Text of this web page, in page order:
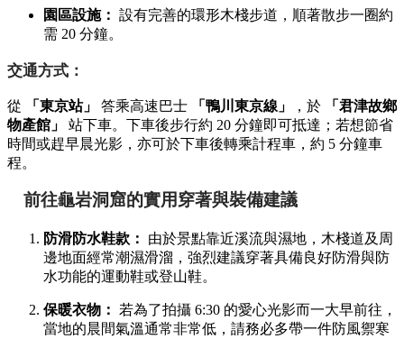
園區設施： 設有完善的環形木棧步道，順著散步一圈約
需 20 分鐘。
交通方式：
從 「東京站」 答乘高速巴士 「鴨川東京線」 ，於
「君津故鄉
物產館」
站下車。下車後步行約 20 分鐘即可抵達；若想節省
時間或趕早晨光影，亦可於下車後轉乘計程車，約 5 分鐘車
程。
前往龜岩洞窟的實用穿著與裝備建議
防滑防水鞋款：
由於景點靠近溪流與濕地，木棧道及周
邊地面經常潮濕滑溜，強烈建議穿著具備良好防滑與防
水功能的運動鞋或登山鞋。
保暖衣物： 若為了拍攝 6:30 的愛心光影而一大早前往，
當地的晨間氣溫通常非常低，請務必多帶一件防風禦寒